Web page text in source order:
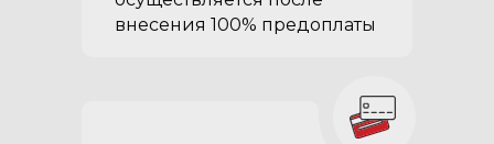
внесения 100% предоплаты